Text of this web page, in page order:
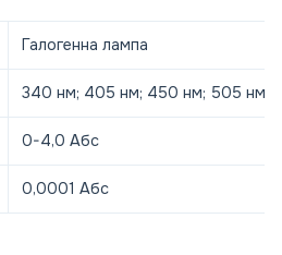
Галогенна лампа
340 нм; 405 нм; 450 нм; 505 нм;
0-4,0 Абс
0,0001 Абс